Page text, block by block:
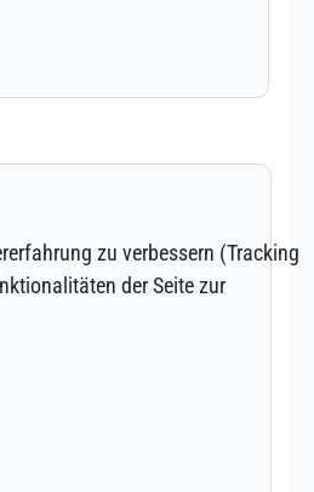
zu verbessern (Tracking
der Seite zur